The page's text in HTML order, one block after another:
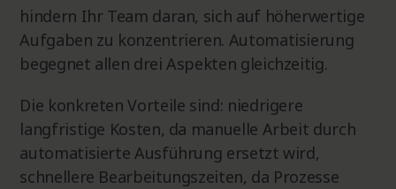
hindern Ihr Team daran, sich auf höherwertige
Aufgaben zu konzentrieren. Automatisierung
begegnet allen drei Aspekten gleichzeitig.
Die konkreten Vorteile sind: niedrigere
langfristige Kosten, da manuelle Arbeit durch
automatisierte Ausführung ersetzt wird,
schnellere Bearbeitungszeiten, da Prozesse